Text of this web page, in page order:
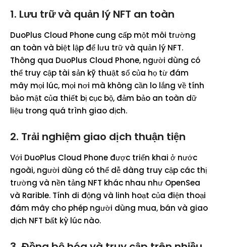
1. Lưu trữ và quản lý NFT an toàn
DuoPlus Cloud Phone cung cấp một môi trường
an toàn và biệt lập để lưu trữ và quản lý NFT.
Thông qua DuoPlus Cloud Phone, người dùng có
thể truy cập tài sản kỹ thuật số của họ từ đám
mây mọi lúc, mọi nơi mà không cần lo lắng về tính
bảo mật của thiết bị cục bộ, đảm bảo an toàn dữ
liệu trong quá trình giao dịch.
2. Trải nghiệm giao dịch thuận tiện
Với DuoPlus Cloud Phone được triển khai ở nước
ngoài, người dùng có thể dễ dàng truy cập các thị
trường và nền tảng NFT khác nhau như OpenSea
và Rarible. Tính di động và linh hoạt của điện thoại
đám mây cho phép người dùng mua, bán và giao
dịch NFT bất kỳ lúc nào.